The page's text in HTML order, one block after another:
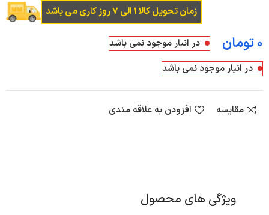
زمان تحویل کالا 1 الی 7 روز کاری می باشد
تومان
در انبار موجود نمی باشد
در انبار موجود نمی باشد
مقایسه افزودن به علاقه مندی
ویژگی های محصول